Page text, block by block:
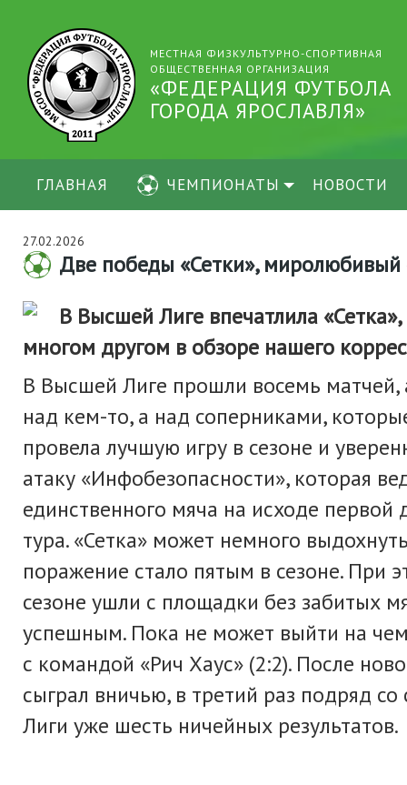
МЕСТНАЯ ФИЗКУЛЬТУРНО-СПОРТИВНАЯ
ОБЩЕСТВЕННАЯ ОРГАНИЗАЦИЯ
«ФЕДЕРАЦИЯ ФУТБОЛА
ГОРОДА ЯРОСЛАВЛЯ»
ГЛАВНАЯ ЧЕМПИОНАТЫ НОВОСТИ
27.02.2026
Две победы «Сетки», миролюбивый
В Высшей Лиге впечатлила
многом другом в обзоре нашего
В Высшей Лиге прошли восемь
над кем-то, а над соперниками,
провела лучшую игру в сезоне и
атаку «Инфобезопасности», которая
единственного мяча на исходе
тура. «Сетка» может немного
поражение стало пятым в сезоне. При
сезоне ушли с площадки без забитых
успешным. Пока не может выйти на
с командой «Рич Хаус» (2:2). После
сыграл вничью, в третий раз подряд
Лиги уже шесть ничейных результатов.